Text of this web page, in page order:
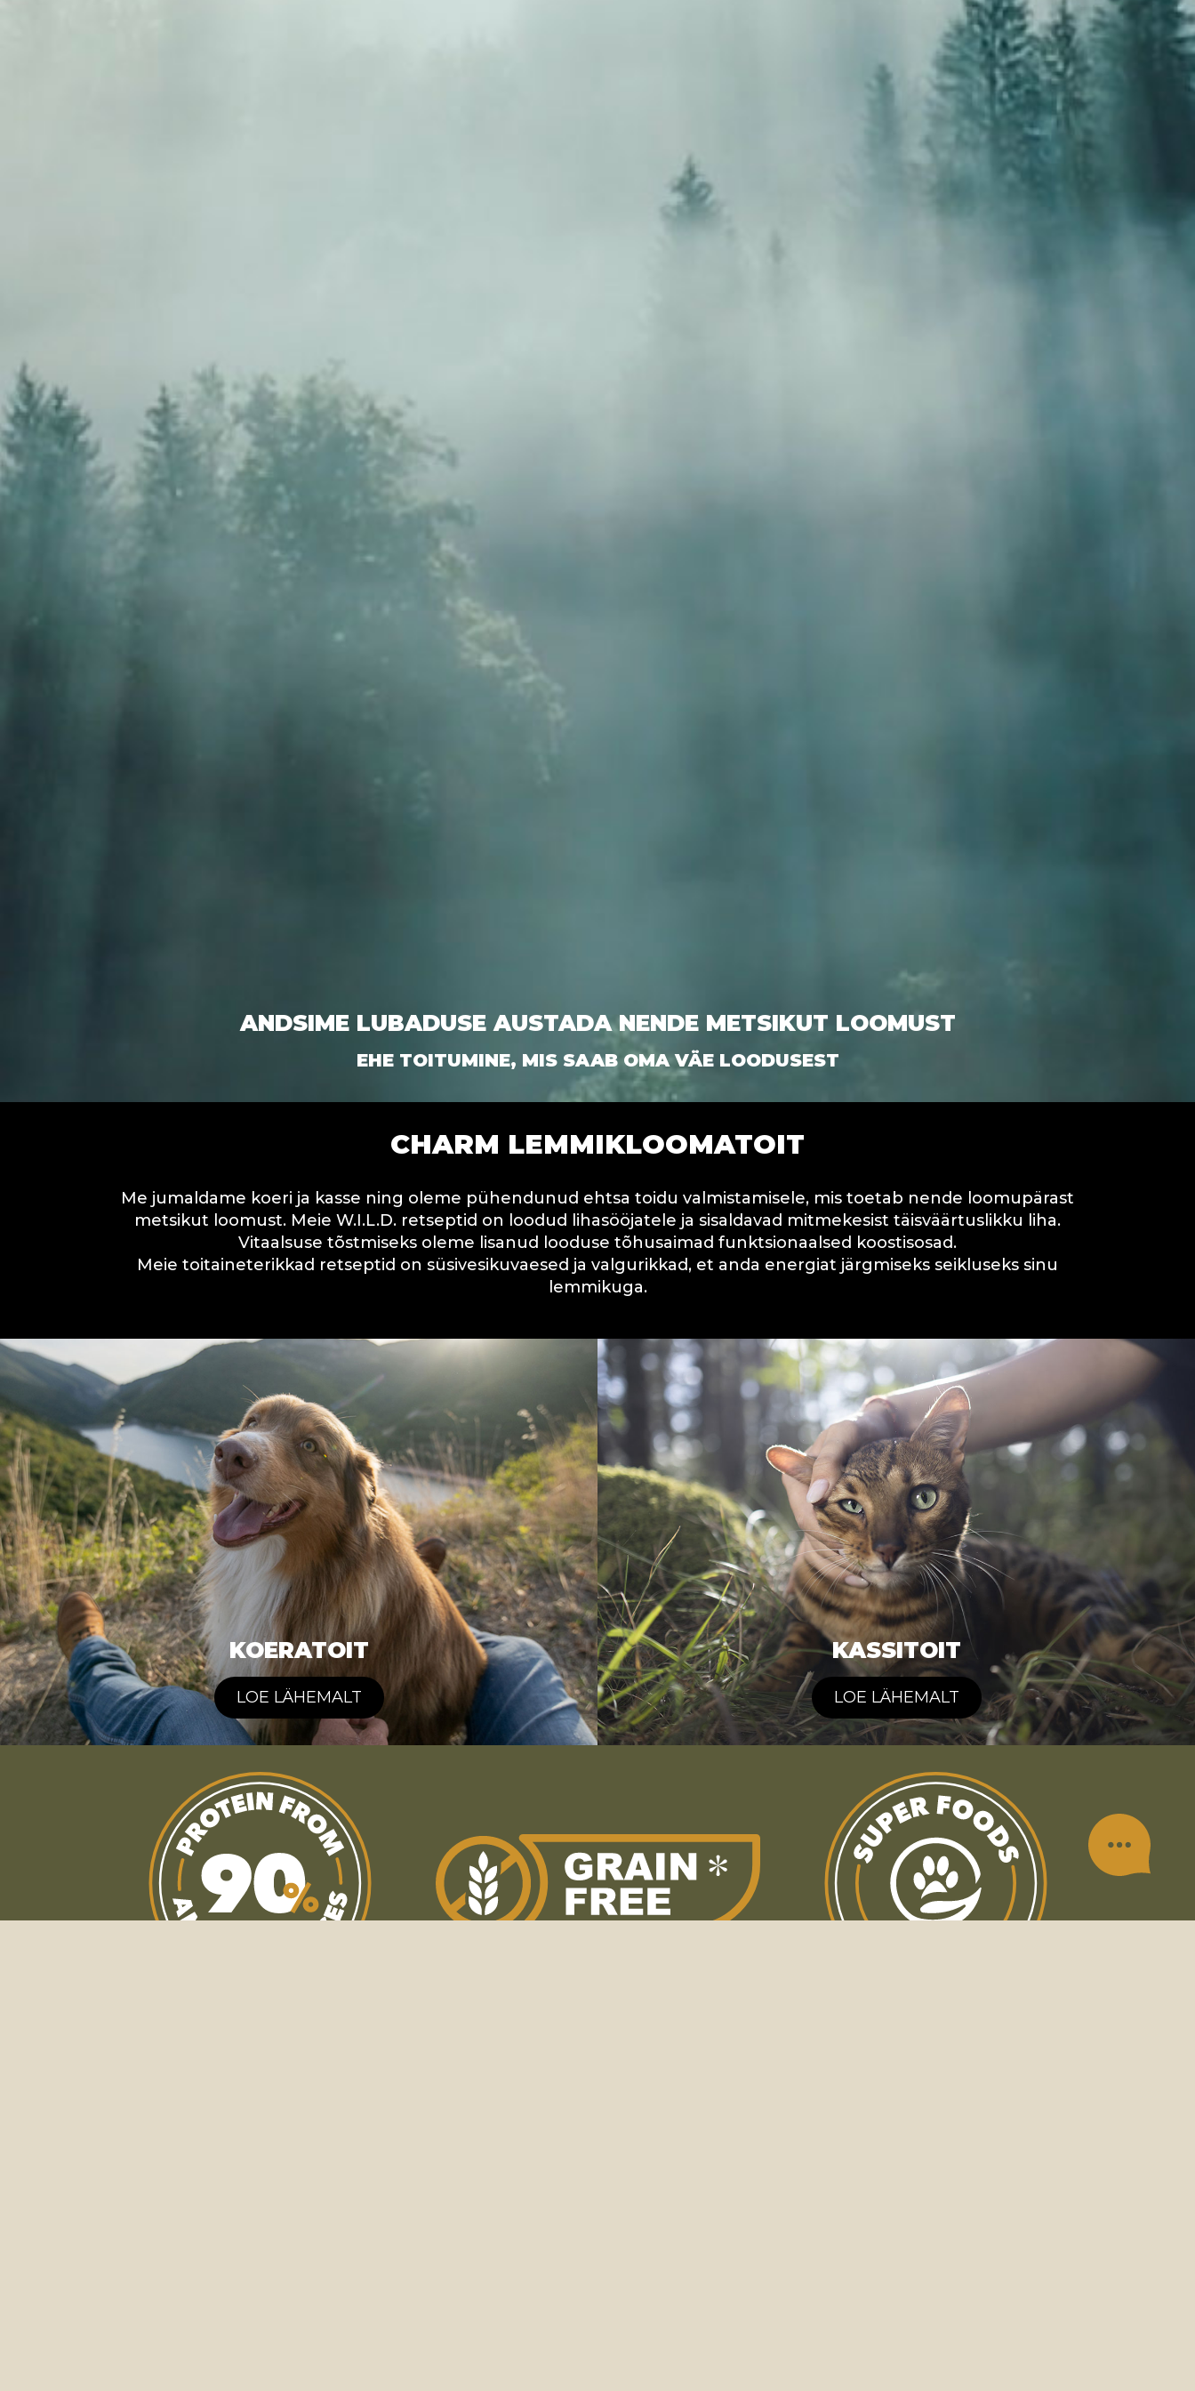
ANDSIME LUBADUSE AUSTADA NENDE METSIKUT LOOMUST
EHE TOITUMINE, MIS SAAB OMA VÄE LOODUSEST
CHARM LEMMIKLOOMATOIT
Me jumaldame koeri ja kasse ning oleme pühendunud ehtsa toidu valmistamisele, mis toetab nende loomupärast
metsikut loomust. Meie W.I.L.D. retseptid on loodud lihasööjatele ja sisaldavad mitmekesist täisväärtuslikku liha.
Vitaalsuse tõstmiseks oleme lisanud looduse tõhusaimad funktsionaalsed koostisosad.
Meie toitaineterikkad retseptid on süsivesikuvaesed ja valgurikkad, et anda energiat järgmiseks seikluseks sinu
lemmikuga.
KOERATOIT
LOE LÄHEMALT
KASSITOIT
LOE LÄHEMALT